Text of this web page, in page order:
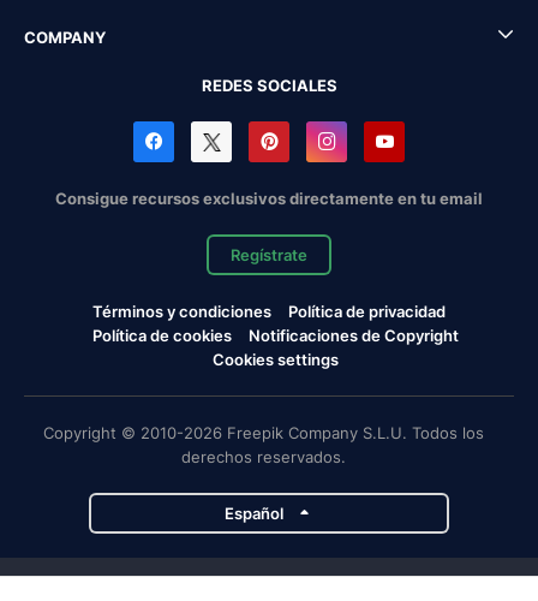
COMPANY
REDES SOCIALES
Consigue recursos exclusivos directamente en tu email
Regístrate
Términos y condiciones
Política de privacidad
Política de cookies
Notificaciones de Copyright
Cookies settings
Copyright © 2010-2026 Freepik Company S.L.U. Todos los
derechos reservados.
Español